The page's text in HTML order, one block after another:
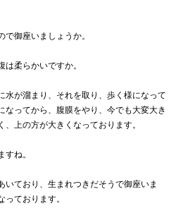
で御座いましょうか。
柔らかいですか。
水が溜まり、それを取り、歩く様になって
なってから、腹膜をやり、今でも大変大き
上の方が大きくなっております。
すね。
いており、生まれつきだそうで御座いま
ております。